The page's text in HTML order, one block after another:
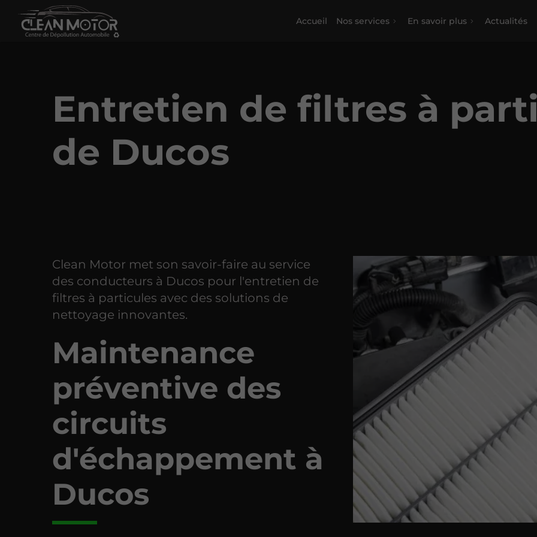
Accueil Nos services En savoir plus Actualités
Entretien de filtres à
de Ducos
Clean Motor met son savoir-faire au service
des conducteurs à Ducos pour l'entretien de
filtres à particules avec des solutions de
nettoyage innovantes.
Maintenance
préventive des
circuits
d'échappement à
Ducos